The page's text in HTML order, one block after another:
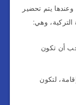
وعندها يتم تحضير
التركية، وهي:
أن تكون
لتكون